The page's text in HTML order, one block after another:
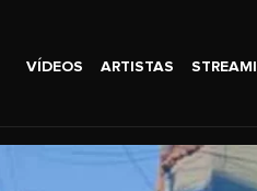
VÍDEOS ARTISTAS